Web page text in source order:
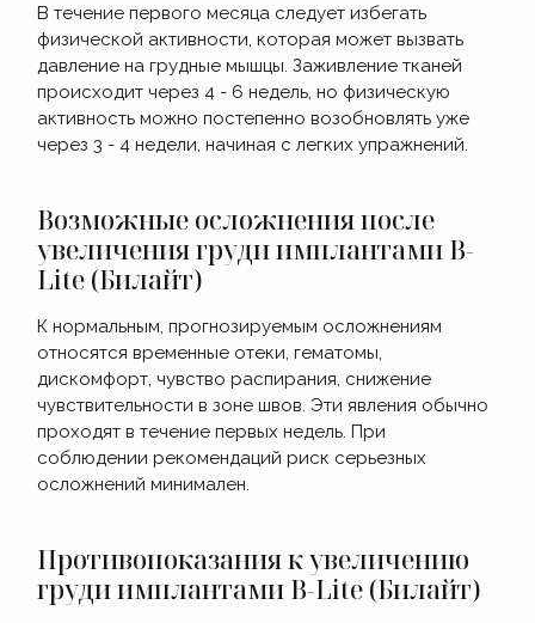
В течение первого месяца следует избегать
физической активности, которая может вызвать
давление на грудные мышцы. Заживление тканей
происходит через 4 - 6 недель, но физическую
активность можно постепенно возобновлять уже
через 3 - 4 недели, начиная с легких упражнений.
Возможные осложнения после
увеличения груди имплантами B-
Lite (Билайт)
К нормальным, прогнозируемым осложнениям
относятся временные отеки, гематомы,
дискомфорт, чувство распирания, снижение
чувствительности в зоне швов. Эти явления обычно
проходят в течение первых недель. При
соблюдении рекомендаций риск серьезных
осложнений минимален.
Противопоказания к увеличению
груди имплантами B-Lite (Билайт)